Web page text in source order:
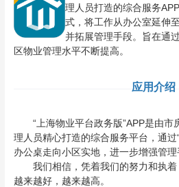
理人员打造的综合服务
式，将工作从办公室延伸
并拓展管理手段。旨在通
区物业管理水平不断提高。
应用介绍
“上海物业平台政务版”APP是由市
理人员精心打造的综合服务平台，通过
办公桌走向小区实地，进一步增强管理
我们相信，凭着我们的努力和执着
越来越好，越来越高。